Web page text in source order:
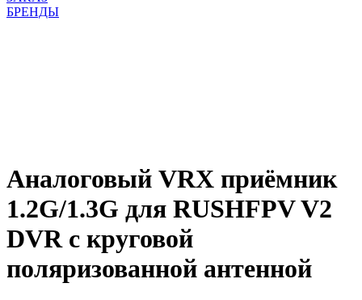
БРЕНДЫ
Аналоговый VRX приёмник
1.2G/1.3G для RUSHFPV V2
DVR с круговой
поляризованной антенной